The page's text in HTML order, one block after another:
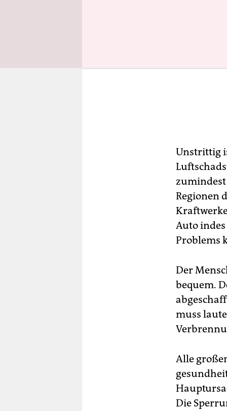
Unstrittig
Regionen
Auto
Problems
Der
bequem.
muss
Alle
Die